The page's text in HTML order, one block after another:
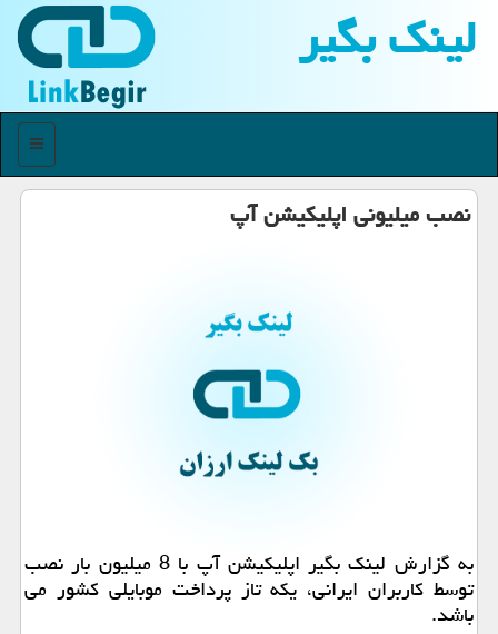
لینك بگیر
منو
نصب میلیونی اپلیكیشن آپ
به گزارش لینك بگیر اپلیكیشن آپ با 8 میلیون بار نصب
توسط كاربران ایرانی، یكه تاز پرداخت موبایلی كشور می
باشد.